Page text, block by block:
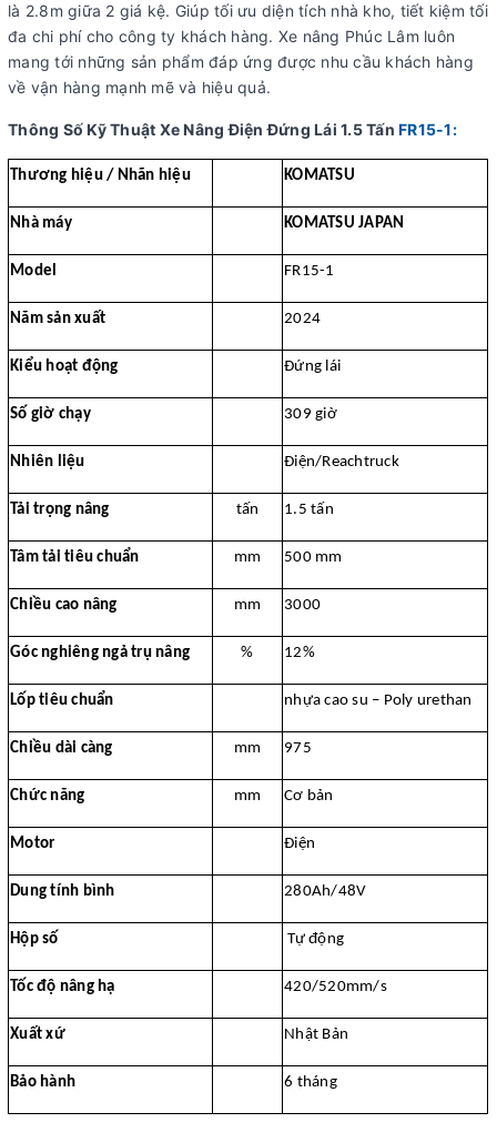
là 2.8m giữa 2 giá kệ. Giúp tối ưu diện tích nhà kho, tiết kiệm tối
đa chi phí cho công ty khách hàng. Xe nâng Phúc Lâm luôn
mang tới những sản phẩm đáp ứng được nhu cầu khách hàng
về vận hàng mạnh mẽ và hiệu quả.
Thông Số Kỹ Thuật Xe Nâng Điện Đứng Lái 1.5 Tấn FR15-1:
Thương hiệu / Nhãn hiệu KOMATSU
Nhà máy KOMATSU JAPAN
Model FR15-1
Năm sản xuất 2024
Kiểu hoạt động Đứng lái
Số giờ chạy 309 giờ
Nhiên liệu Điện/Reachtruck
Tải trọng nâng tấn 1.5 tấn
Tâm tải tiêu chuẩn mm 500 mm
Chiều cao nâng mm 3000
Góc nghiêng ngả trụ nâng % 12%
Lốp tiêu chuẩn nhựa cao su – Poly urethan
Chiều dài càng mm 975
Chức năng mm Cơ bản
Motor Điện
Dung tính bình 280Ah/48V
Hộp số Tự động
Tốc độ nâng hạ 420/520mm/s
Xuất xứ Nhật Bản
Bảo hành 6 tháng